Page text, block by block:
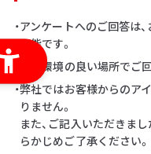
・アンケートへのご回答は
可能です。
・通信環境の良い場所でご
・弊社ではお客様からのア
りません。
また、ご記入いただきま
らかじめご了承ください。